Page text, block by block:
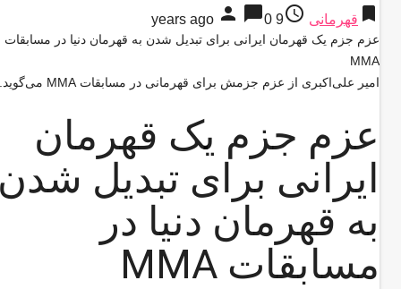
bookmark قهرمانی access_time
9 years ago
person chat_bubble0
عزم جزم یک قهرمان ایرانی برای تبدیل شدن به قهرمان دنیا در مسابقات
MMA
امیر علی‌اکبری از عزم جزمش برای قهرمانی در مسابقات MMA می‌گوید.
عزم جزم یک قهرمان
ایرانی برای تبدیل
به قهرمان دنیا در
مسابقات MMA